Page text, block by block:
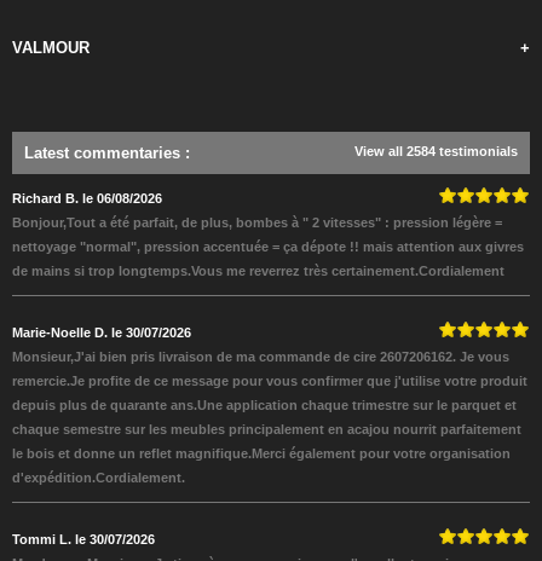
VALMOUR +
Latest commentaries : View all 2584 testimonials
Richard B. le 06/08/2026
Bonjour,Tout a été parfait, de plus, bombes à " 2 vitesses" : pression légère =
nettoyage "normal", pression accentuée = ça dépote !! mais attention aux givres
de mains si trop longtemps.Vous me reverrez très certainement.Cordialement
Marie-Noelle D. le 30/07/2026
Monsieur,J'ai bien pris livraison de ma commande de cire 2607206162. Je vous
remercie.Je profite de ce message pour vous confirmer que j'utilise votre produit
depuis plus de quarante ans.Une application chaque trimestre sur le parquet et
chaque semestre sur les meubles principalement en acajou nourrit parfaitement
le bois et donne un reflet magnifique.Merci également pour votre organisation
d'expédition.Cordialement.
Tommi L. le 30/07/2026